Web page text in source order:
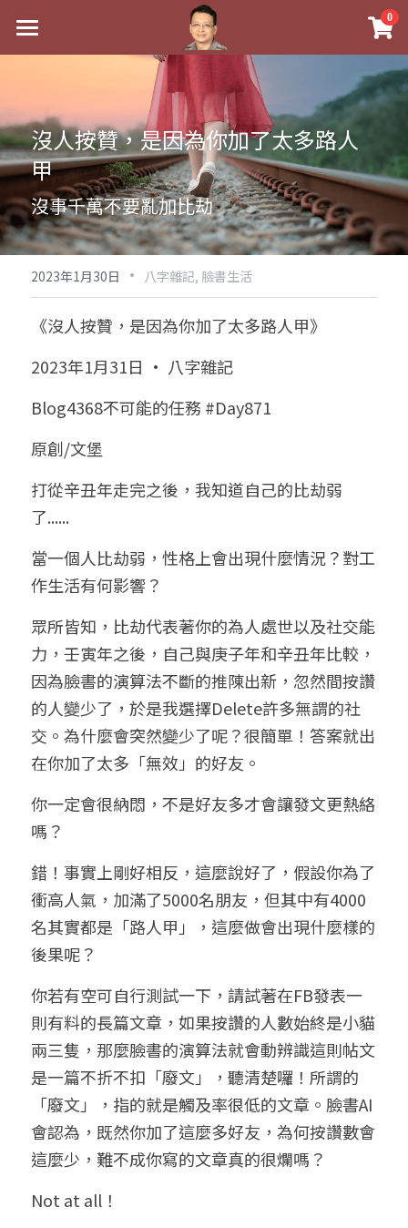
0
最新消息
實體經營
祖傳命理
手工印鑑
課程介紹
五行八字學
後天派陽宅
Blog
黃金會員專區
八字雜記
心靈成長
人氣最高
站長精選
臉書生活
好書推廌
試閱專區
Podcast聽書
團隊訓練營
八字視頻
陽宅視頻
線上直播
自我挑戰
線上學苑
八字初階班1
八字初階班2
八字進階班
八字中階班
八字高階班
五人實戰班
五行計算高階班
團隊訓練營
命理商城
八字完整班
《十神高階實戰錄》完整典藏版
科學八字推理PDF
八字批命
小兒命名
我的著作
科學八字推理1
科學八字推理2
科學八字推理3
科學八字輕鬆學
輕鬆學會科學八字推理
與我預約
批命預約
上課預約
常見問題
FB粉絲頁
登錄/註冊
繁體中文
繁體中文
0938617837
support@p8zicourse.com
五行八字線上班
沒人按贊，是因為你加了太多路人
甲
沒事千萬不要亂加比劫
2023年1月30日 · 八字雜記, 臉書生活
《沒人按贊，是因為你加了太多路人甲》
2023年1月31日 · 八字雜記
Blog4368不可能的任務 #Day871
原創/文堡
打從辛丑年走完之後，我知道自己的比劫弱
了......
當一個人比劫弱，性格上會出現什麼情況？對工
作生活有何影響？
眾所皆知，比劫代表著你的為人處世以及社交能
力，壬寅年之後，自己與庚子年和辛丑年比較，
因為臉書的演算法不斷的推陳出新，忽然間按讚
的人變少了，於是我選擇Delete許多無謂的社
交。為什麼會突然變少了呢？很簡單！答案就出
在你加了太多「無效」的好友。
你一定會很納悶，不是好友多才會讓發文更熱絡
嗎？
錯！事實上剛好相反，這麼說好了，假設你為了
衝高人氣，加滿了5000名朋友，但其中有4000
名其實都是「路人甲」，這麼做會出現什麼樣的
後果呢？
你若有空可自行測試一下，請試著在FB發表一
則有料的長篇文章，如果按讚的人數始終是小貓
兩三隻，那麼臉書的演算法就會動辨識這則帖文
是一篇不折不扣「廢文」，聽清楚囉！所謂的
「廢文」，指的就是觸及率很低的文章。臉書AI
會認為，既然你加了這麼多好友，為何按讚數會
這麼少，難不成你寫的文章真的很爛嗎？
Not at all！
×
商品分類
科學八字推理PDF
《十神高階實戰錄》完整典藏版
1美元超值PDF